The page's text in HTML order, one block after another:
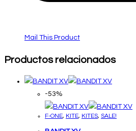
Mail This Product
Productos relacionados
-53%
F-ONE, KITE, KITES, SALE!